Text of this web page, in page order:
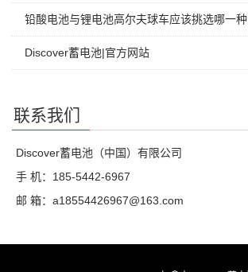
铅酸电池与锂电池高尔夫球车应该挑选哪一种
Discover蓄电池|官方网站
联系我们
Discover蓄电池（中国）有限公司
手 机：185-5442-6967
邮 箱：a18554426967@163.com